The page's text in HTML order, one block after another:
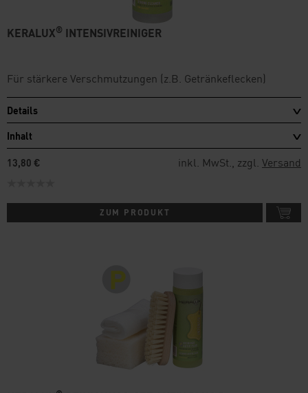
KERALUX® INTENSIVREINIGER
Für stärkere Verschmutzungen (z.B. Getränkeflecken)
Details
Inhalt
13,80 €
inkl. MwSt., zzgl. Versand
ZUM PRODUKT